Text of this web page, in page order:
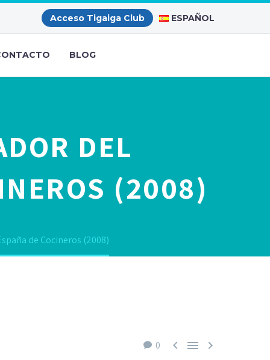
Acceso Tigaiga Club ESPAÑOL
BLOG
DEL
(2008)
de Cocineros (2008)
0   